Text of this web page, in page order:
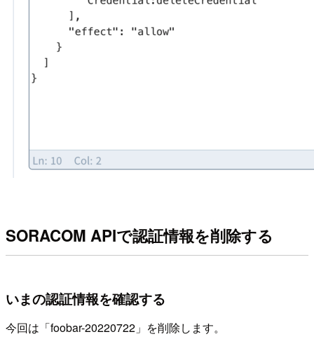
SORACOM APIで認証情報を削除する
いまの認証情報を確認する
今回は「foobar-20220722」を削除します。